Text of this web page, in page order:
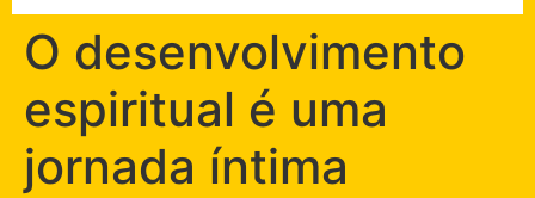
O desenvolvimento
espiritual é uma
jornada íntima